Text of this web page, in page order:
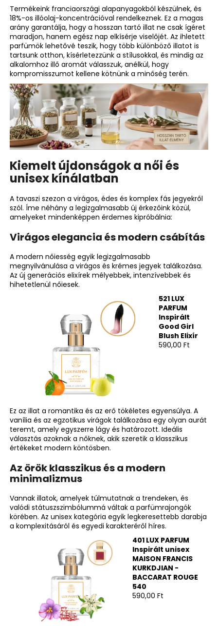
Termékeink franciaországi alapanyagokból készülnek, és
18%-os illóolaj-koncentrációval rendelkeznek. Ez a magas
arány garantálja, hogy a hosszan tartó illat ne csak ígéret
maradjon, hanem egész nap elkísérje viselőjét. Az ihletett
parfümök lehetővé teszik, hogy több különböző illatot is
tartsunk otthon, kísérletezzünk a stílusokkal, és mindig az
alkalomhoz illő aromát válasszuk, anélkül, hogy
kompromisszumot kellene kötnünk a minőség terén.
Kiemelt újdonságok a női és
unisex kínálatban
A tavaszi szezon a virágos, édes és komplex fás jegyekről
szól. Íme néhány a legizgalmasabb új érkezőink közül,
amelyeket mindenképpen érdemes kipróbálnia:
Virágos elegancia és modern csábítás
A modern nőiesség egyik legizgalmasabb
megnyilvánulása a virágos és krémes jegyek találkozása.
Az új generációs elixírek mélyebbek, intenzívebbek és
hihetetlenül nőiesek.
521 LUX
PARFUM
Inspirált
Good Girl
Blush Elixír
590,00 Ft
Ez az illat a romantika és az erő tökéletes egyensúlya. A
vanília és az egzotikus virágok találkozása egy olyan aurát
teremt, amely egyszerre lágy és határozott. Ideális
választás azoknak a nőknek, akik szeretik a klasszikus
értékeket modern köntösben.
Az örök klasszikus és a modern
minimalizmus
Vannak illatok, amelyek túlmutatnak a trendeken, és
valódi státuszszimbólummá váltak a parfümrajongók
körében. Az unisex kategória egyik legkeresettebb darabja
a komplexitásáról és egyedi karakteréről híres.
401 LUX PARFUM
Inspirált unisex
MAISON FRANCIS
KURKDJIAN -
BACCARAT ROUGE
540
590,00 Ft